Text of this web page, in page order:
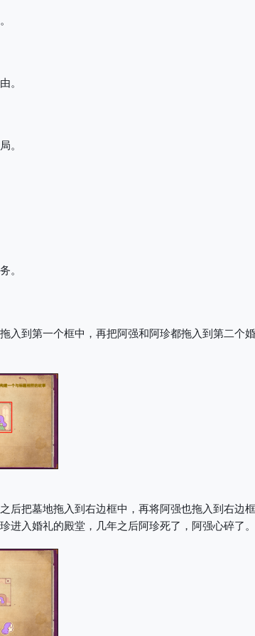
。
。
。
入到第一个框中，再把阿强和阿珍都拖入到第二个
后把墓地拖入到右边框中，再将阿强也拖入到右边
入婚礼的殿堂，几年之后阿珍死了，阿强心碎了。